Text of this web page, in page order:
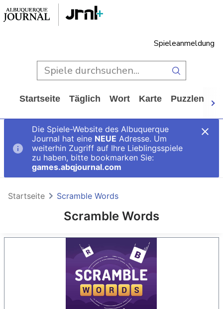
Spieleanmeldung
Startseite Täglich Wort Karte Puzzlen
Die Spiele-Website des Albuquerque
Journal hat eine NEUE Adresse. Um
weiterhin Zugriff auf Ihre Lieblingsspiele
zu haben, bitte bookmarken Sie:
games.abqjournal.com
Scramble Words
Startseite Scramble Words